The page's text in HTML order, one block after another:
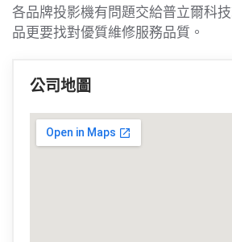
各品牌投影機有問題交給普立爾科
品更要找對優質維修服務品質。
公司地圖